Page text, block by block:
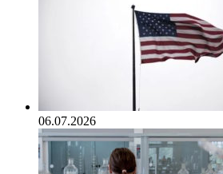
06.07.2026